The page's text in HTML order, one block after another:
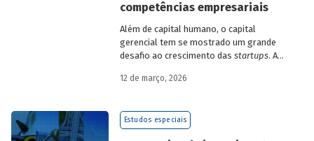
competências empresariais
Além de capital humano, o capital
gerencial tem se mostrado um grande
desafio ao crescimento das startups. A
como programas de aceleração têm
desafio.
12 de março, 2026
Estudos especiais